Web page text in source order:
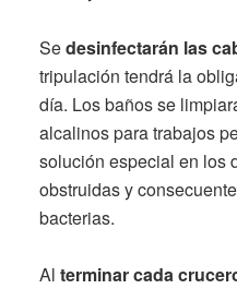
Sedesinfectarán las
tripulación tendrá la
día. Los baños se
alcalinos para trabajos
solución especial en los
obstruidas y
bacterias.
Al terminar cada